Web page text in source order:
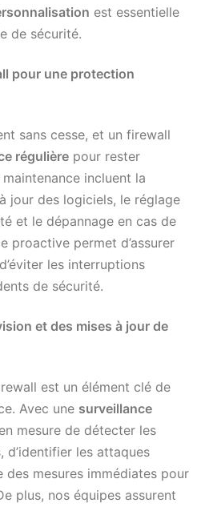
est essentielle
de sécurité.
pour une protection
sans cesse, et un firewall
régulière pour rester
incluent la
jour des logiciels, le réglage
et le dépannage en cas de
proactive permet d’assurer
les interruptions
de sécurité.
et des mises à jour de
est un élément clé de
Avec une surveillance
mesure de détecter les
les attaques
mesures immédiates pour
plus, nos équipes assurent